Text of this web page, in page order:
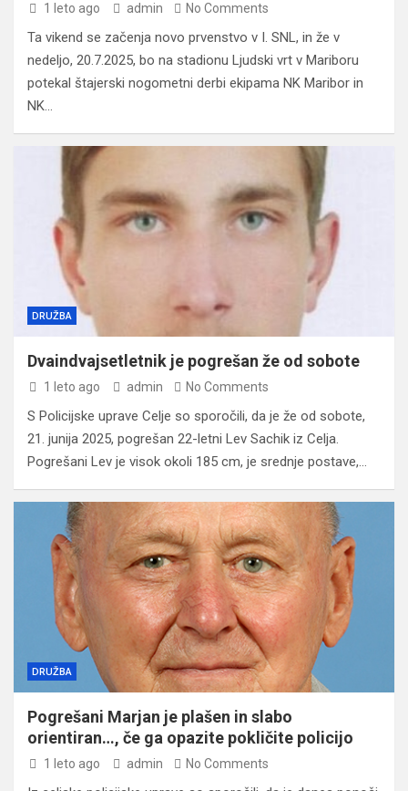
1 leto ago admin No Comments
Ta vikend se začenja novo prvenstvo v I. SNL, in že v
nedeljo, 20.7.2025, bo na stadionu Ljudski vrt v Mariboru
potekal štajerski nogometni derbi ekipama NK Maribor in
NK…
DRUŽBA
Dvaindvajsetletnik je pogrešan že od sobote
1 leto ago admin No Comments
S Policijske uprave Celje so sporočili, da je že od sobote,
21. junija 2025, pogrešan 22-letni Lev Sachik iz Celja.
Pogrešani Lev je visok okoli 185 cm, je srednje postave,…
DRUŽBA
Pogrešani Marjan je plašen in slabo
orientiran…, če ga opazite pokličite policijo
1 leto ago admin No Comments